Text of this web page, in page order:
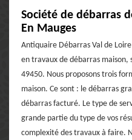
Société de débarras
En Mauges
Antiquaire Débarras Val de
en travaux de débarras maison,
49450. Nous proposons trois
maison. Ce sont : le débarras
débarras facturé. Le type de
grande partie du type de vos
complexité des travaux à faire.